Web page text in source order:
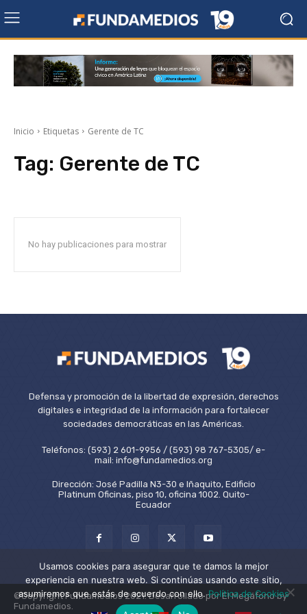
Inicio Etiquetas Gerente de TC
Tag: Gerente de TC
No hay publicaciones para mostrar
Defensa y promoción de la libertad de expresión, derechos
digitales e integridad de la información para fortalecer
sociedades democráticas en las Américas.
Teléfonos: (593) 2 601-9956 / (593) 98 767-5305/ e-
mail: info@fundamedios.org
Dirección: José Padilla N3-30 e Iñaquito, Edificio
Platinum Oficinas, piso 10, oficina 1002. Quito-
Ecuador
©Copyright Fundamedios 2021. Desarrollado por El Megáfono by
Fundamedios.
Usamos cookies para asegurar que te damos la mejor
experiencia en nuestra web. Si continúas usando este sitio,
asumiremos que estás de acuerdo con ello.Política de Cookies